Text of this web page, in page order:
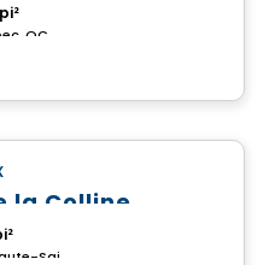
QC
Maison
la Colline